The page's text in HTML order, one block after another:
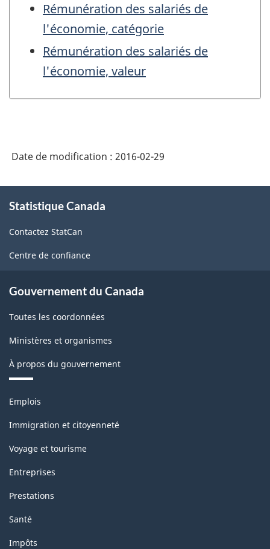
Rémunération des salariés de
l'économie, catégorie
Rémunération des salariés de
l'économie, valeur
Date de modification : 2016-02-29
propos
ce
site
Statistique Canada
Contactez StatCan
Centre de confiance
Gouvernement du Canada
Toutes les coordonnées
Ministères et organismes
À propos du gouvernement
Thèmes
sujets
Emplois
Immigration et citoyenneté
Voyage et tourisme
Entreprises
Prestations
Santé
Impôts